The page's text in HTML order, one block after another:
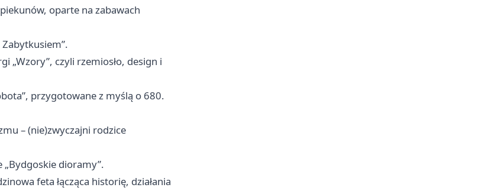
oparte na zabawach
„Wzory”, czyli rzemiosło, design i
przygotowane z myślą o 680.
– (nie)zwyczajni rodzice
dioramy”.
feta łącząca historię, działania